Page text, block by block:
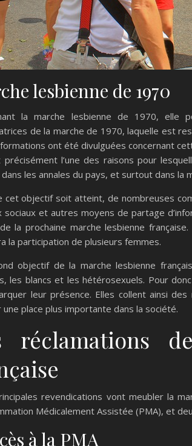
lesbienne de 1970
la marche lesbienne de 1970,
de la marche de 1970, laquelle est
ont été divulguées concernant
précisément l’une des raisons pour
les annales du pays, et surtout dans la
cet objectif soit atteint, de nombreuses
sociaux et autres moyens de partage
la prochaine marche lesbienne
la participation de plusieurs femmes.
objectif de la marche lesbienne
les blancs et les hétérosexuels. Pour
leur présence. Elles collent ainsi
une place plus importante dans la société.
réclamations
revendications vont meubler la
Médicalement Assistée (PMA), et
à la PMA